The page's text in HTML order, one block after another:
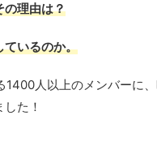
の理由は？
ているのか。
人以上のメンバーに
た！